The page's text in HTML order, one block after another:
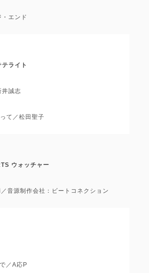
エンド
ライト
井誠志
て／松田聖子
ウォッチャー
音源制作会社：ビートコネクション
／A応P